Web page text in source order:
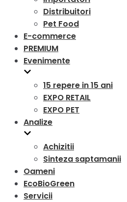
Distribuitori
Pet Food
E-commerce
PREMIUM
Evenimente
15 repere in 15 ani
EXPO RETAIL
EXPO PET
Analize
Achizitii
Sinteza saptamanii
Oameni
EcoBioGreen
Servicii